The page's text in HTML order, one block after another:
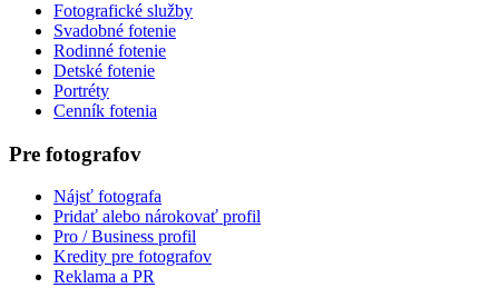
Fotografické služby
Svadobné fotenie
Rodinné fotenie
Detské fotenie
Portréty
Cenník fotenia
Pre fotografov
Nájsť fotografa
Pridať alebo nárokovať profil
Pro / Business profil
Kredity pre fotografov
Reklama a PR